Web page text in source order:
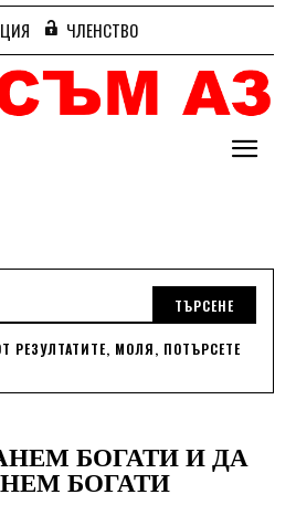
ЧЛЕНСТВО
ТЪРСЕНЕ
РЕЗУЛТАТИТЕ, МОЛЯ, ПОТЪРСЕТЕ
БОГАТИ И ДА
БОГАТИ